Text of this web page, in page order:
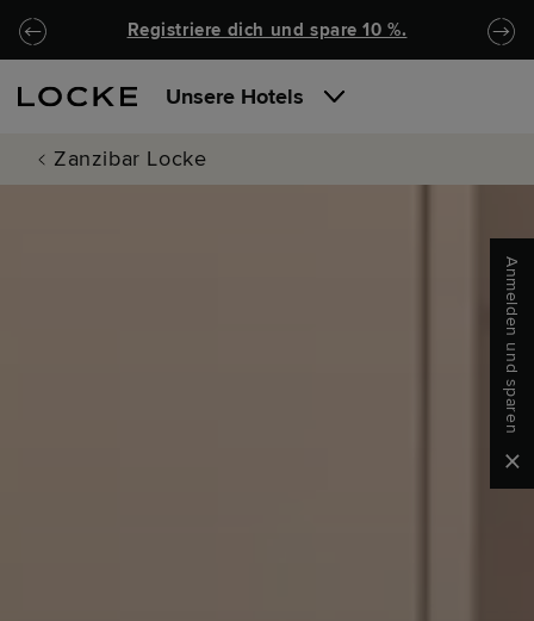
Zu Hauptinhalt springen
Locke.Header.SkipToNav
Registriere dich und spare 10 %.
Unsere Hotels
Zanzibar Locke
Anmelden und sparen